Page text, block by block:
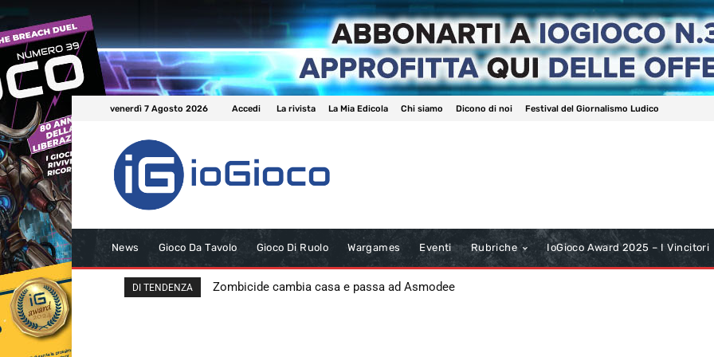
venerdì 7 Agosto 2026 Accedi La rivista La Mia Edicola Chi siamo Dicono di noi Festival del Giornalismo Ludico
News Gioco Da Tavolo Gioco Di Ruolo Wargames Eventi Rubriche IoGioco Award 2025 – I Vincitori
DI TENDENZA Zombicide cambia casa e passa ad Asmodee